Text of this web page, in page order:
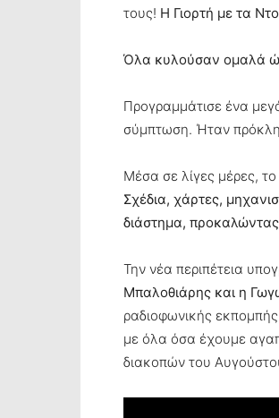
τους! Η Γιορτή με τα
Όλα κυλούσαν ομαλά
Προγραμμάτισε ένα
σύμπτωση. Ήταν
Μέσα σε λίγες μέρες,
Σχέδια, χάρτες,
διάστημα, προκαλώντας
Την νέα περιπέτεια
Μπαλοθιάρης και η
ραδιοφωνικής
με όλα όσα έχουμε
διακοπών του